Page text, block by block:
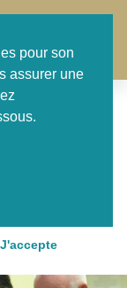
pour son
assurer une
J'accepte